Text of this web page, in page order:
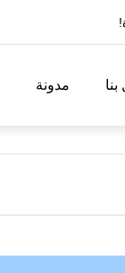
مدونة
المعرفة